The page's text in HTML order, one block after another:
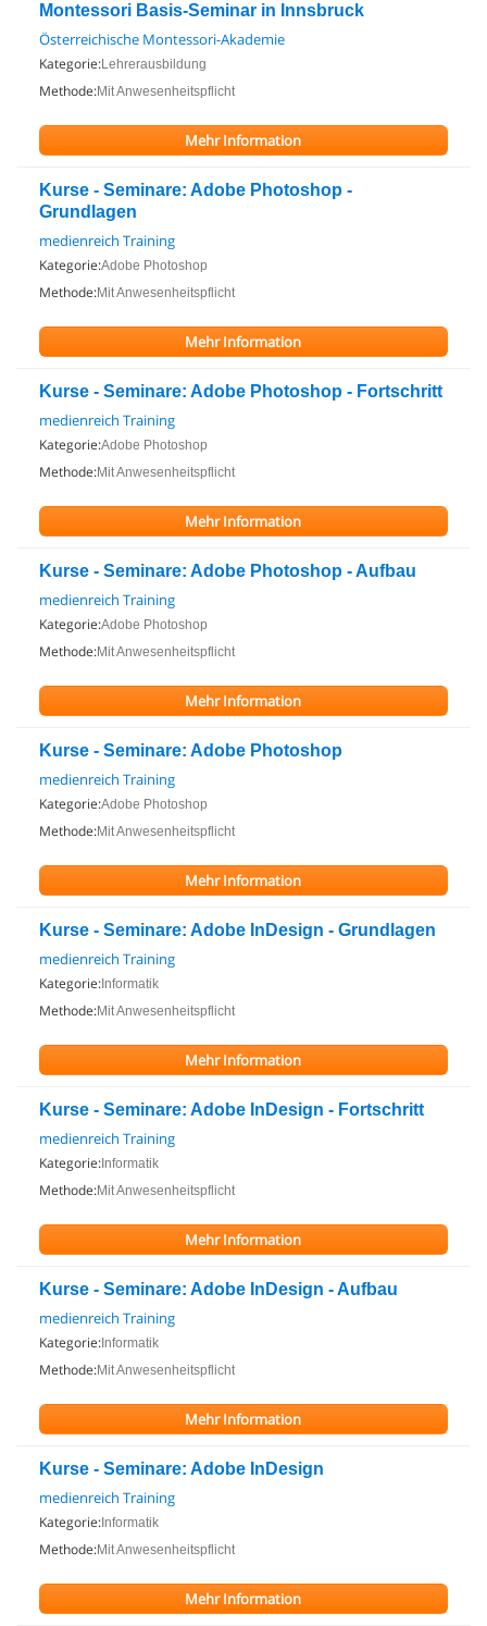
Montessori Basis-Seminar in Innsbruck
Österreichische Montessori-Akademie
Kategorie:Lehrerausbildung
Methode:Mit Anwesenheitspflicht
Mehr Information
Kurse - Seminare: Adobe Photoshop -
Grundlagen
medienreich Training
Kategorie:Adobe Photoshop
Methode:Mit Anwesenheitspflicht
Mehr Information
Kurse - Seminare: Adobe Photoshop - Fortschritt
medienreich Training
Kategorie:Adobe Photoshop
Methode:Mit Anwesenheitspflicht
Mehr Information
Kurse - Seminare: Adobe Photoshop - Aufbau
medienreich Training
Kategorie:Adobe Photoshop
Methode:Mit Anwesenheitspflicht
Mehr Information
Kurse - Seminare: Adobe Photoshop
medienreich Training
Kategorie:Adobe Photoshop
Methode:Mit Anwesenheitspflicht
Mehr Information
Kurse - Seminare: Adobe InDesign - Grundlagen
medienreich Training
Kategorie: Informatik
Methode:Mit Anwesenheitspflicht
Mehr Information
Kurse - Seminare: Adobe InDesign - Fortschritt
medienreich Training
Kategorie: Informatik
Methode:Mit Anwesenheitspflicht
Mehr Information
Kurse - Seminare: Adobe InDesign - Aufbau
medienreich Training
Kategorie: Informatik
Methode:Mit Anwesenheitspflicht
Mehr Information
Kurse - Seminare: Adobe InDesign
medienreich Training
Kategorie: Informatik
Methode:Mit Anwesenheitspflicht
Mehr Information